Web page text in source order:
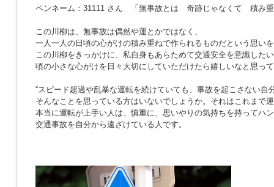
ペンネーム：31111 さん 「無事故とは 奇跡じゃなくて 積み
この川柳は、無事故は偶然や運とかではなく、
一人一人の日頃の心がけの積み重ねで作られるものだという思い
この川柳をきっかけに、私自身もあらためて交通安全を意識した
頃の小さな心がけを日々大切にしていただけたら嬉しいなと思っ
“スピード超過や乱暴な運転を続けていても、事故を起こさない自
そんなことを思っている方はいないでしょうか。それはこれまで
本当に運転が上手い人は、慎重に、思いやりの気持ちを持ってハ
交通事故を自分から遠ざけている人です。